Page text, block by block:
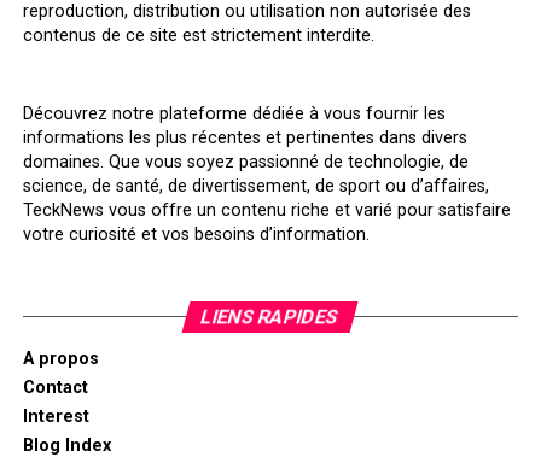
reproduction, distribution ou utilisation non autorisée des
contenus de ce site est strictement interdite.
Découvrez notre plateforme dédiée à vous fournir les
informations les plus récentes et pertinentes dans divers
domaines. Que vous soyez passionné de technologie, de
science, de santé, de divertissement, de sport ou d’affaires,
TeckNews vous offre un contenu riche et varié pour satisfaire
votre curiosité et vos besoins d’information.
LIENS RAPIDES
A propos
Contact
Interest
Blog Index